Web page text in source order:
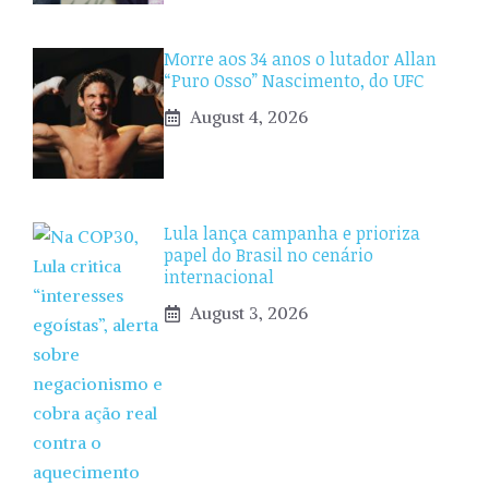
Morre aos 34 anos o lutador Allan
“Puro Osso” Nascimento, do UFC
August 4, 2026
Lula lança campanha e prioriza
papel do Brasil no cenário
internacional
August 3, 2026